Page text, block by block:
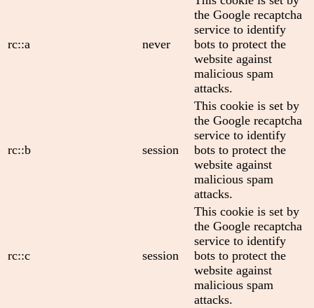
rc::a never
the Google recaptcha
service to identify
bots to protect the
website against
malicious spam
attacks.
rc::b session
This cookie is set by
the Google recaptcha
service to identify
bots to protect the
website against
malicious spam
attacks.
rc::c session
This cookie is set by
the Google recaptcha
service to identify
bots to protect the
website against
malicious spam
attacks.